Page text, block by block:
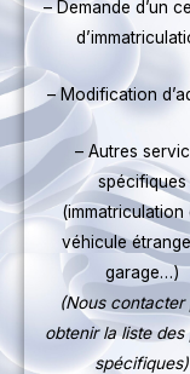
– Demande d’un
– Modification
– Autres
spécifiques
(immatriculation
véhicule
garage…)
(Nous contacter
obtenir la liste des
spécifiques)